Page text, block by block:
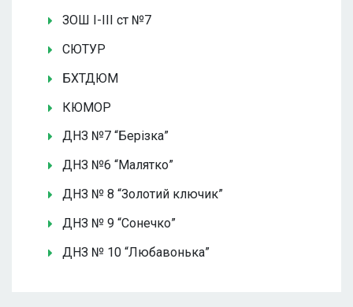
ЗОШ І-ІІІ ст №7
СЮТУР
БХТДЮМ
КЮМОР
ДНЗ №7 “Берізка”
ДНЗ №6 “Малятко”
ДНЗ № 8 “Золотий ключик”
ДНЗ № 9 “Сонечко”
ДНЗ № 10 “Любавонька”